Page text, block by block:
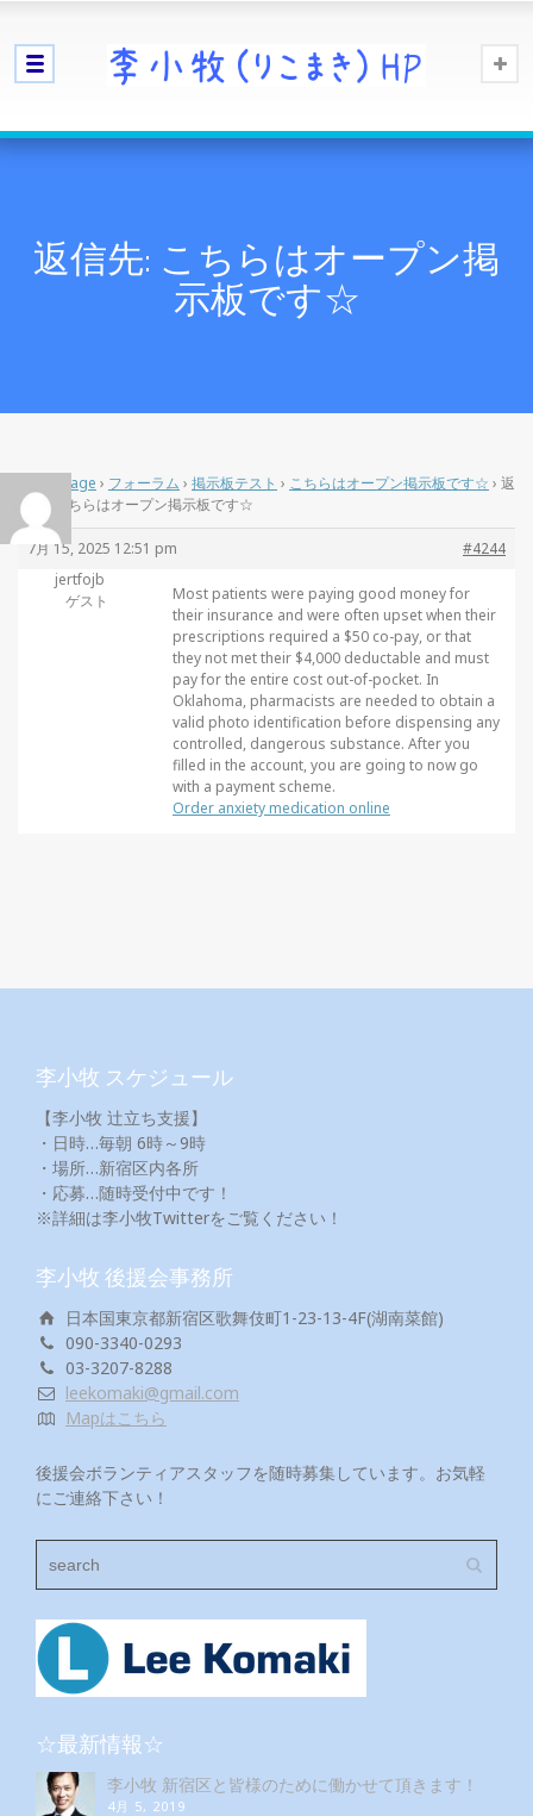
返信先: こちらはオープン掲
示板です☆
Home Page › フォーラム › 掲示板テスト › こちらはオープン掲示板です☆ › 返
信先: こちらはオープン掲示板です☆
7月 15, 2025 12:51 pm
#4244
jertfojb
ゲスト
Most patients were paying good money for
their insurance and were often upset when their
prescriptions required a $50 co-pay, or that
they not met their $4,000 deductable and must
pay for the entire cost out-of-pocket. In
Oklahoma, pharmacists are needed to obtain a
valid photo identification before dispensing any
controlled, dangerous substance. After you
filled in the account, you are going to now go
with a payment scheme.
Order anxiety medication online
李小牧 スケジュール
【李小牧 辻立ち支援】
・日時…毎朝 6時～9時
・場所…新宿区内各所
・応募…随時受付中です！
※詳細は李小牧Twitterをご覧ください！
李小牧 後援会事務所
日本国東京都新宿区歌舞伎町1-23-13-4F(湖南菜館)
090-3340-0293
03-3207-8288
leekomaki@gmail.com
Mapはこちら
後援会ボランティアスタッフを随時募集しています。お気軽
にご連絡下さい！
☆最新情報☆
李小牧 新宿区と皆様のために働かせて頂きます！
4月 5, 2019